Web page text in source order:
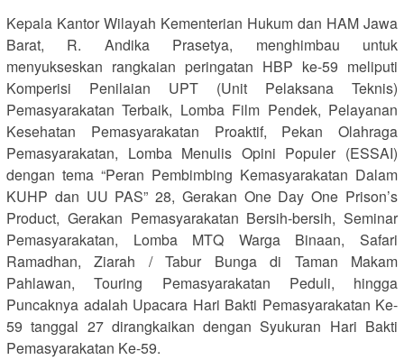
Kepala Kantor Wilayah Kementerian Hukum dan HAM Jawa
Barat, R. Andika Prasetya, menghimbau untuk
menyukseskan rangkaian peringatan HBP ke-59 meliputi
Komperisi Penilaian UPT (Unit Pelaksana Teknis)
Pemasyarakatan Terbaik, Lomba Film Pendek, Pelayanan
Kesehatan Pemasyarakatan Proaktif, Pekan Olahraga
Pemasyarakatan, Lomba Menulis Opini Populer (ESSAI)
dengan tema “Peran Pembimbing Kemasyarakatan Dalam
KUHP dan UU PAS” 28, Gerakan One Day One Prison’s
Product, Gerakan Pemasyarakatan Bersih-bersih, Seminar
Pemasyarakatan, Lomba MTQ Warga Binaan, Safari
Ramadhan, Ziarah / Tabur Bunga di Taman Makam
Pahlawan, Touring Pemasyarakatan Peduli, hingga
Puncaknya adalah Upacara Hari Bakti Pemasyarakatan Ke-
59 tanggal 27 dirangkaikan dengan Syukuran Hari Bakti
Pemasyarakatan Ke-59.